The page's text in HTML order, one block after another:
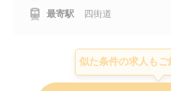
最寄駅
四街道
似た条件の求人もご